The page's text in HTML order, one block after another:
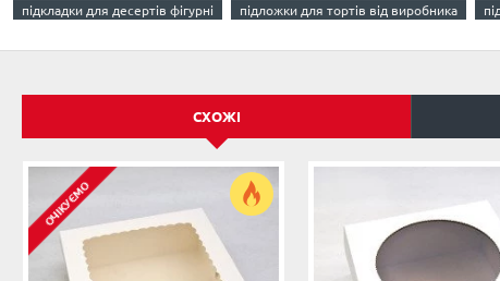
підкладки для десертів фігурні
підложки для тортів від виробника
СХОЖІ
ОЧІКУЄМО